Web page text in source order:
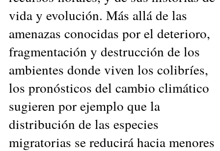
vida y evolución. Más allá de las
amenazas conocidas por el deterioro,
fragmentación y destrucción de los
ambientes donde viven los colibríes,
los pronósticos del cambio climático
sugieren por ejemplo que la
distribución de las especies
migratorias se reducirá hacia menores